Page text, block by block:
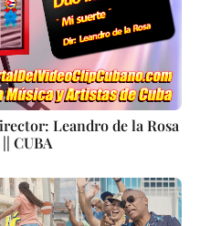
Leandro de la Rosa
CUBA